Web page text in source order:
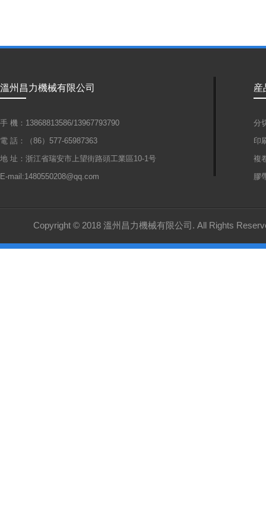
溫州昌力機械有限公司
手 機：13868813586/13967793790
電 話：（86）577-65987363
地 址：浙江省瑞安市上望街路頭工業區10-1号
E-mail:1480550208@qq.com
産
分
印
複
膠
Copyright © 2018 溫州昌力機械有限公司. All Rights